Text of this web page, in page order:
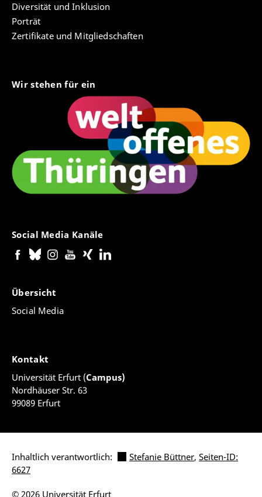
Diversität und Inklusion
Porträt
Zertifikate und Mitgliedschaften
Wir stehen für ein
Social Media Kanäle
Übersicht
Social Media
Kontakt
Universität Erfurt (Campus)
Nordhäuser Str. 63
99089 Erfurt
Inhaltlich verantwortlich: Stefanie Büttner, Seiten-ID:
6627
© 2026 Universität Erfurt